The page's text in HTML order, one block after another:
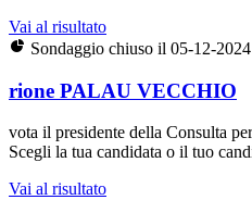
Vai al risultato
Sondaggio chiuso il 05-12-2024
rione PALAU VECCHIO
vota il presidente della Consulta
Scegli la tua candidata o il tuo
Vai al risultato